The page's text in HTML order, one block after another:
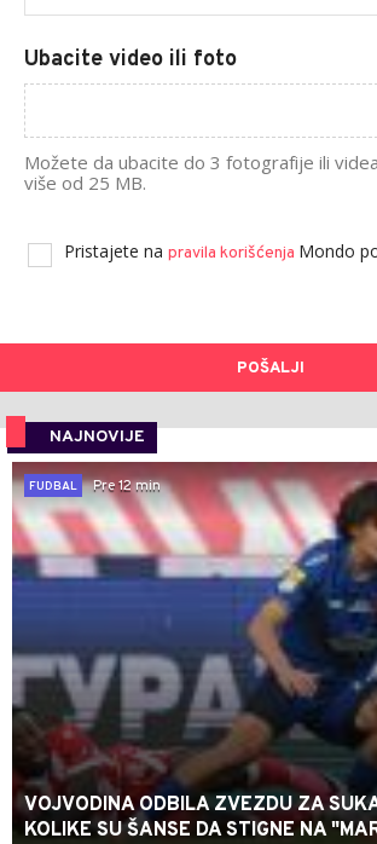
Ubacite video ili foto
Možete da ubacite do 3 fotografije ili
više od 25 MB.
Pristajete na pravila korišćenja Mondo
POŠALJI
NAJNOVIJE
FUDBAL
Pre 12 min
VOJVODINA ODBILA ZVEZDU ZA
KOLIKE SU ŠANSE DA STIGNE NA